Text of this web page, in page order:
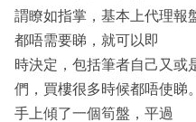
謂瞭如指掌，基本上代理報
都唔需要睇，就可以即
時決定，包括筆者自己又或
們，買樓很多時候都唔使睇
手上傾了一個筍盤，平過